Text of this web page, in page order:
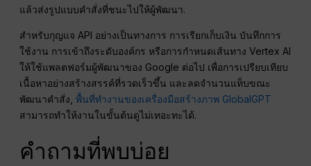
แล้วส่งรูปแบบคำสั่งที่ชนะไปให้ผู้พัฒนา.
สำหรับกุญแจ API อย่างเป็นทางการ การเรียกเก็บเงิน บันทึกการ
ใช้งาน การเข้าถึงระดับองค์กร หรือการกำหนดเส้นทาง Vertex AI
ให้ใช้แพลตฟอร์มผู้พัฒนาของ Google ต่อไป เพื่อการเปรียบเทียบ
เนื้อหาอย่างสร้างสรรค์ที่รวดเร็วขึ้น และลดจำนวนแท็บขณะ
พัฒนาคำสั่ง,พื้นที่ทำงานของเครื่องมือสร้างภาพ GlobalGPT
สามารถทำให้งานในขั้นต้นดูไม่เทอะทะได้.
คำถามที่พบบ่อย